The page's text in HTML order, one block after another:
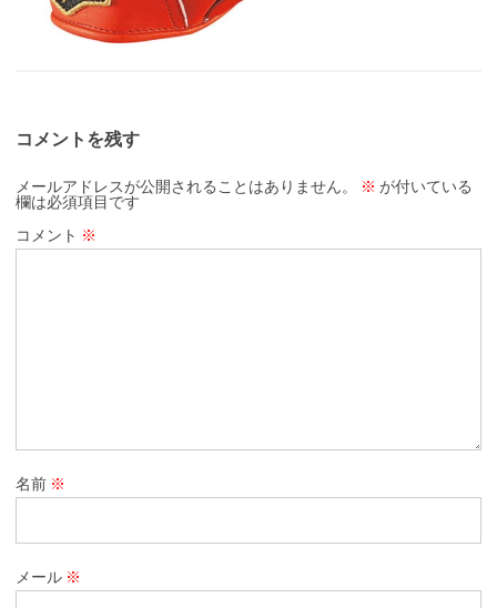
コメントを残す
メールアドレスが公開されることはありません。 ※ が付いている
欄は必須項目です
コメント ※
名前 ※
メール ※